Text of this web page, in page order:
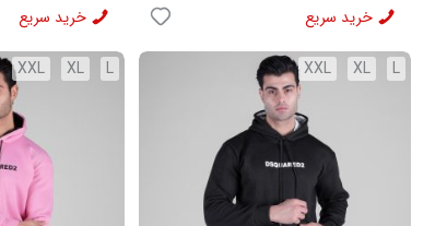
خرید سریع خرید سریع
L
XL
XXL
L
XL
XXL